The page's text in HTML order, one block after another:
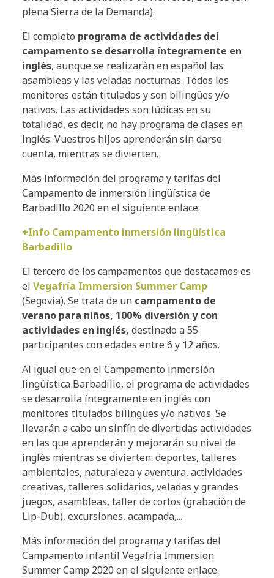
plena Sierra de la Demanda).
El completo programa de actividades del
campamento se desarrolla íntegramente en
inglés, aunque se realizarán en español las
asambleas y las veladas nocturnas. Todos los
monitores están titulados y son bilingües y/o
nativos. Las actividades son lúdicas en su
totalidad, es decir, no hay programa de clases en
inglés. Vuestros hijos aprenderán sin darse
cuenta, mientras se divierten.
Más información del programa y tarifas del
Campamento de inmersión lingüística de
Barbadillo 2020 en el siguiente enlace:
+Info Campamento inmersión lingüística
Barbadillo
El tercero de los campamentos que destacamos es
el Vegafría Immersion Summer Camp
(Segovia). Se trata de un campamento de
verano para niños, 100% diversión y con
actividades en inglés, destinado a 55
participantes con edades entre 6 y 12 años.
Al igual que en el Campamento inmersión
lingüística Barbadillo, el programa de actividades
se desarrolla íntegramente en inglés con
monitores titulados bilingües y/o nativos. Se
llevarán a cabo un sinfín de divertidas actividades
en las que aprenderán y mejorarán su nivel de
inglés mientras se divierten: deportes, talleres
ambientales, naturaleza y aventura, actividades
creativas, talleres solidarios, veladas y grandes
juegos, asambleas, taller de cortos (grabación de
Lip-Dub), excursiones, acampada,...
Más información del programa y tarifas del
Campamento infantil Vegafría Immersion
Summer Camp 2020 en el siguiente enlace: